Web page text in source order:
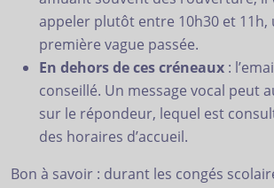
appeler plutôt entre 10h30 et 11h,
première vague passée.
En dehors de ces créneaux :
conseillé. Un message vocal peut
sur le répondeur, lequel est
des horaires d’accueil.
Bon à savoir : durant les congés